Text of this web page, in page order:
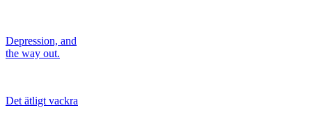
Depression, and
the way out.
Det ätligt vackra